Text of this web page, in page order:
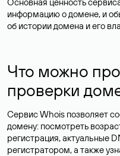
информацию о домене, и
об истории домена и его
Что можно
проверки
Сервис Whois позволяет
домену: посмотреть
регистрация, актуальные
регистратором, а также